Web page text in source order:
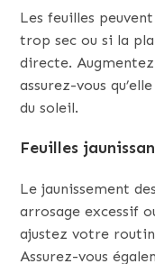
Les feuilles
trop sec ou si la
directe.
assurez-vous
du soleil.
Feuilles
Le jaunissement
arrosage excessif
ajustez votre
Assurez-vous